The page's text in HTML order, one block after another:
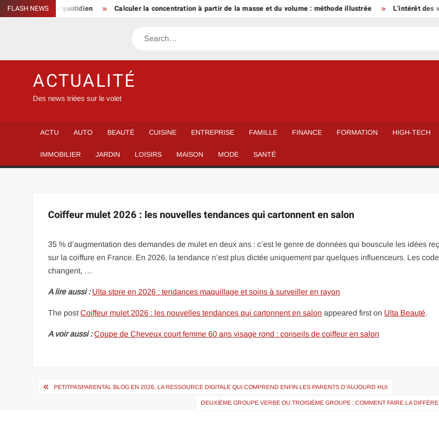
Skip
to
FLASH NEWS
de style au quotidien Calculer la concentration à partir de la masse et du volume : méthode illustrée L’intérêt des
Search
ACTUALITÉ
Des news triées sur le volet
ACTU AUTO BEAUTÉ CUISINE ENTREPRISE FAMILLE FINANCE FORMATION HIGH-TECH
IMMOBILIER JARDIN LOISIRS MAISON MODE SANTÉ
Coiffeur mulet 2026 : les nouvelles tendances qui cartonnent en salon
35 % d’augmentation des demandes de mulet en deux ans : c’est le genre de données qui bouscule les idées
sur la coiffure en France. En 2026, la tendance n’est plus dictée uniquement par quelques influenceurs. Les
changent, …
A lire aussi : Ulta store en 2026 : tendances maquillage et soins à surveiller en rayon
The postCoiffeur mulet 2026 : les nouvelles tendances qui cartonnent en salon appeared first on Ulta Beauté.
A voir aussi : Coupe de Cheveux court femme 60 ans visage rond : conseils de coiffeur en salon
Navigation
PETITPASPARENTAL BLOG EN 2026, LA RESSOURCE DIGITALE QUI COMPREND ENFIN LES PARENTS D’AUJOURD HUI
DEUXIÈME GROUPE VERBE OU TROISIÈME GROUPE : COMMENT FAIRE LA